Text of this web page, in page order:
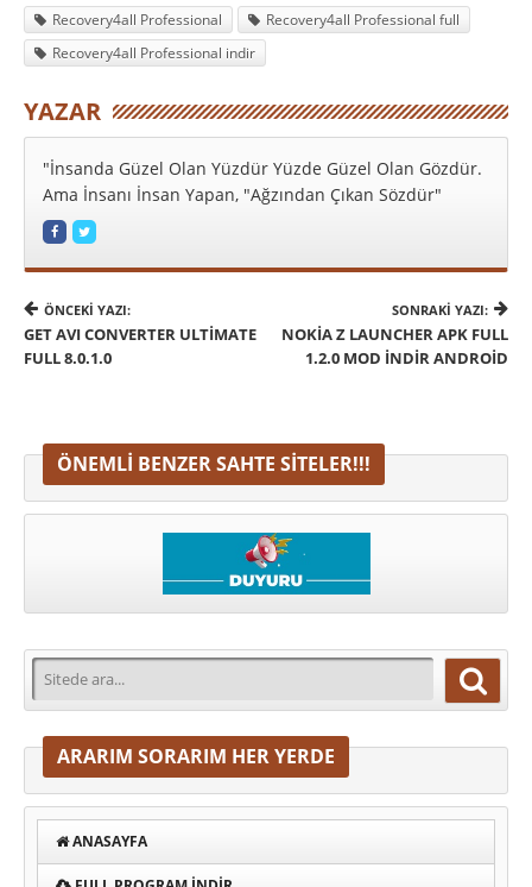
Recovery4all Professional
Recovery4all Professional full
Recovery4all Professional indir
YAZAR
"İnsanda Güzel Olan Yüzdür Yüzde Güzel Olan Gözdür.
Ama İnsanı İnsan Yapan, "Ağzından Çıkan Sözdür"
ÖNCEKI YAZI:
GET AVI CONVERTER ULTIMATE
FULL 8.0.1.0
SONRAKI YAZI:
NOKIA Z LAUNCHER APK FULL
1.2.0 MOD İNDIR ANDROID
ÖNEMLI BENZER SAHTE SITELER!!!
ARARIM SORARIM HER YERDE
ANASAYFA